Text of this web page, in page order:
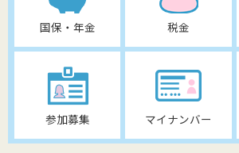
国保・年金 税金
参加募集 マイナンバー